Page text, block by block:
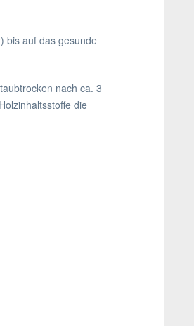
bis auf das gesunde
nach ca. 3
die